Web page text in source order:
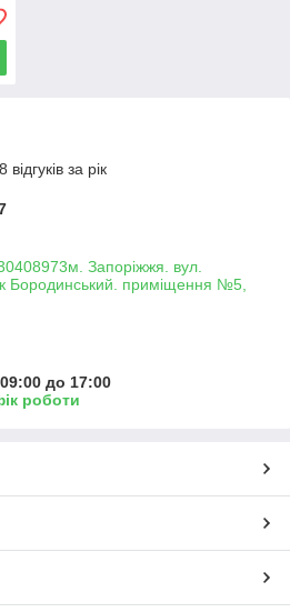
за рік
Запоріжжя. вул.
Бородинський. приміщення №5,
до 17:00
роботи